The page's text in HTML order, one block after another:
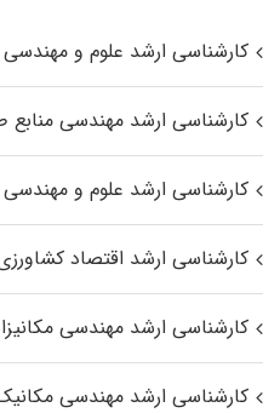
کارشناسی ارشد علوم و
کارشناسی ارشد مهندسی منابع
کارشناسی ارشد علوم و مهندسی
کارشناسی ارشد اقتصاد
کارشناسی ارشد مهندسی
کارشناسی ارشد مهندسی